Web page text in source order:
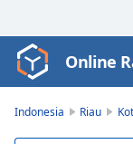
Video
Player
Online
Indonesia Riau